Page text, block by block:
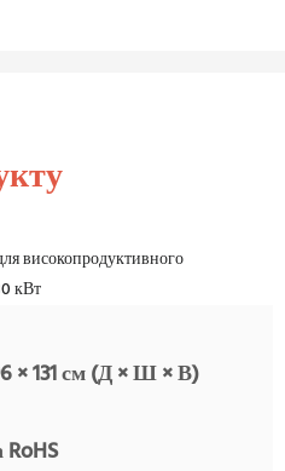
× 131 см (Д × Ш × В)